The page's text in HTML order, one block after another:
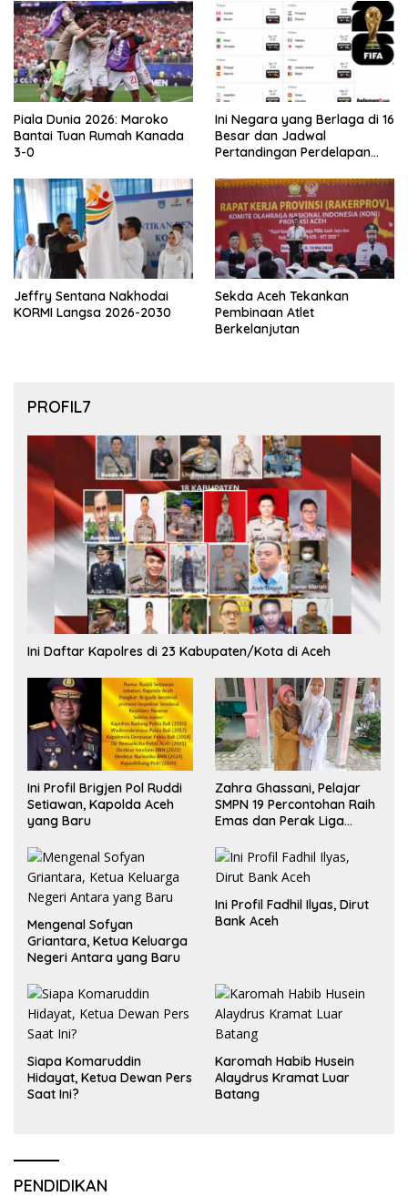
Piala Dunia 2026: Maroko
Bantai Tuan Rumah Kanada
3-0
Ini Negara yang Berlaga di 16
Besar dan Jadwal
Pertandingan Perdelapan
Jeffry Sentana Nakhodai
KORMI Langsa 2026-2030
Sekda Aceh Tekankan
Pembinaan Atlet
Berkelanjutan
PROFIL7
Ini Daftar Kapolres di 23 Kabupaten/Kota di Aceh
Ini Profil Brigjen Pol Ruddi
Setiawan, Kapolda Aceh
yang Baru
Zahra Ghassani, Pelajar
SMPN 19 Percontohan Raih
Emas dan Perak Liga
Mengenal Sofyan
Griantara, Ketua Keluarga
Negeri Antara yang Baru
Ini Profil Fadhil Ilyas, Dirut
Bank Aceh
Siapa Komaruddin
Hidayat, Ketua Dewan Pers
Saat Ini?
Karomah Habib Husein
Alaydrus Kramat Luar
Batang
PENDIDIKAN